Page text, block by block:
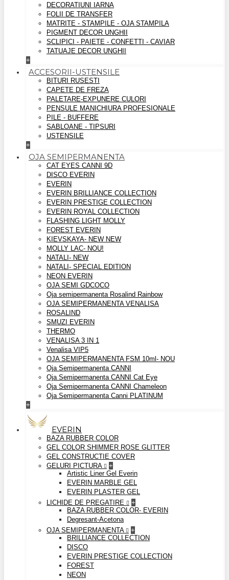
DECORATIUNI IARNA
FOLII DE TRANSFER
MATRITE - STAMPILE - OJA STAMPILA
PIGMENT DECOR UNGHII
SCLIPICI - PAIETE - CONFETTI - CAVIAR
TATUAJE DECOR UNGHII
+
ACCESORII-USTENSILE
BITURI RUSESTI
CAPETE DE FREZA
PALETARE-EXPUNERE CULORI
PENSULE MANICHIURA PROFESIONALE
PILE - BUFFERE
SABLOANE - TIPSURI
USTENSILE
+
OJA SEMIPERMANENTA
CAT EYES CANNI 9D
DISCO EVERIN
EVERIN
EVERIN BRILLIANCE COLLECTION
EVERIN PRESTIGE COLLECTION
EVERIN ROYAL COLLECTION
FLASHING LIGHT MOLLY
FOREST EVERIN
KIEVSKAYA- NEW NEW
MOLLY LAC- NOU!
NATALI- NEW
NATALI- SPECIAL EDITION
NEON EVERIN
OJA SEMI GDCOCO
Oja semipermanenta Rosalind Rainbow
OJA SEMIPERMANENTA VENALISA
ROSALIND
SMUZI EVERIN
THERMO
VENALISA 3 IN 1
Venalisa VIP5
OJA SEMIPERMANENTA FSM 10ml- NOU
Oja Semipermanenta CANNI
Oja Semipermanenta CANNI Cat Eye
Oja Semipermanenta CANNI Chameleon
Oja Semipermanenta Canni PLATINUM
+
EVERIN
BAZA RUBBER COLOR
GEL COLOR SHIMMER ROSE GLITTER
GEL CONSTRUCTIE COVER
GELURI PICTURA
+
Artistic Liner Gel Everin
EVERIN MARBLE GEL
EVERIN PLASTER GEL
LICHIDE DE PREGATIRE
+
BAZA RUBBER COLOR- EVERIN
Degresant-Acetona
OJA SEMIPERMANENTA
+
BRILLIANCE COLLECTION
DISCO
EVERIN PRESTIGE COLLECTION
FOREST
NEON